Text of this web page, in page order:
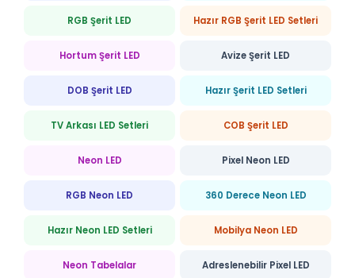
RGB Şerit LED Hazır RGB Şerit LED Setleri
Hortum Şerit LED Avize Şerit LED
DOB Şerit LED Hazır Şerit LED Setleri
TV Arkası LED Setleri COB Şerit LED
Neon LED Pixel Neon LED
RGB Neon LED 360 Derece Neon LED
Hazır Neon LED Setleri Mobilya Neon LED
Neon Tabelalar Adreslenebilir Pixel LED